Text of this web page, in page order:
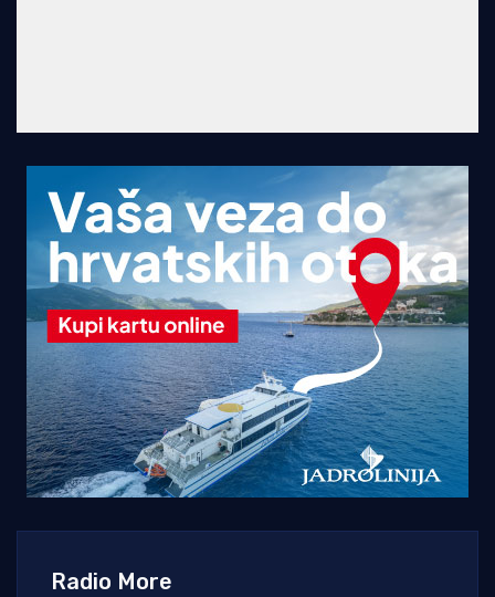
Radio More